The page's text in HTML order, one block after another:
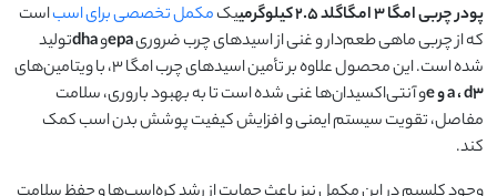
پودر چربی امگا۳امگاگلد۲.۵کیلوگرمییکمکمل تخصصی برای اسباست
که از چربی ماهی طعم‌دار و غنی از اسیدهای چرب ضروریepaوdhaتولید
شده است. این محصول علاوه بر تأمین اسیدهای چرب امگا ۳، با ویتامین‌های
a،d3 وeو آنتی‌اکسیدان‌ها غنی شده است تا به بهبود باروری، سلامت
مفاصل، تقویت سیستم ایمنی و افزایش کیفیت پوشش بدن اسب کمک
کند.